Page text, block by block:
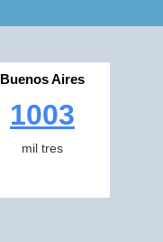
Buenos Aires
1003
mil tres